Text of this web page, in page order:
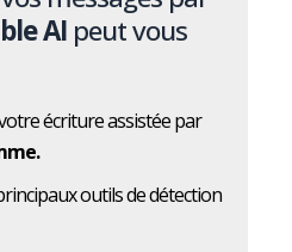
AI peut vous
écriture assistée par
outils de détection